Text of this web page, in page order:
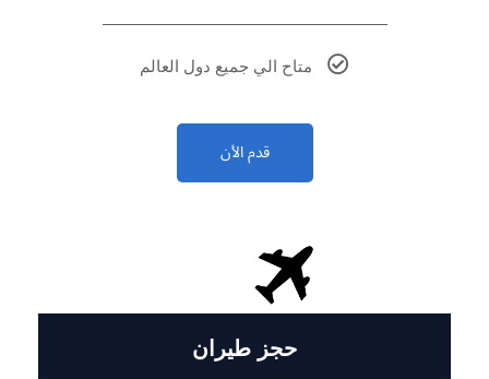
متاح الي جميع دول العالم
قدم الأن
حجز طيران